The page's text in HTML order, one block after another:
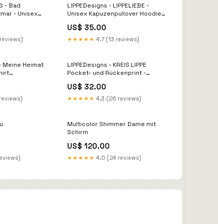
- Bad
LIPPEDesigns - LIPPELIEBE -
Unisex Kapuzenpullover Hoodie
US$ 35.00
★★★★★ 4.7 (13 reviews)
Meine Heimat
LIPPEDesigns - KREIS LIPPE
Pocket- und Rückenprint -
US$ 32.00
★★★★★ 4.3 (26 reviews)
Multicolor Shimmer Dame mit
Schirm
US$ 120.00
★★★★★ 4.0 (24 reviews)